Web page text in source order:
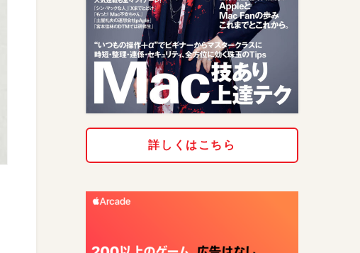
詳しくはこちら